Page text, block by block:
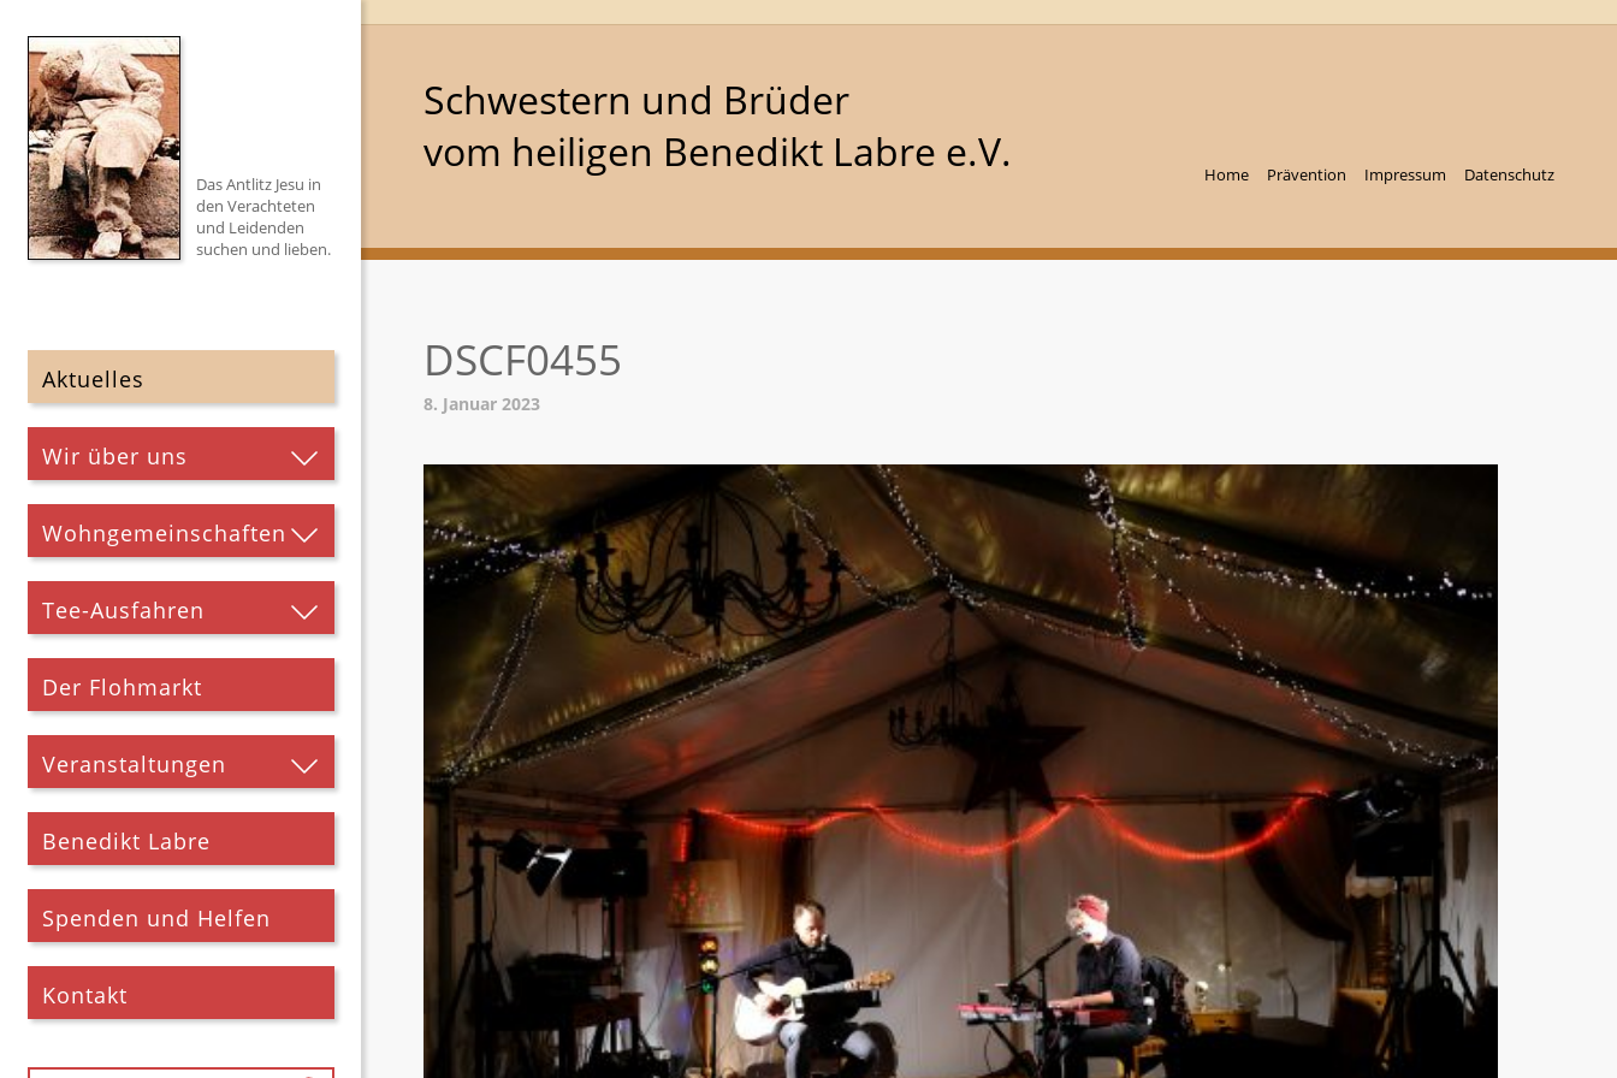
Das Antlitz Jesu in
den Verachteten
und Leidenden
suchen und lieben.
Aktuelles
Wir über uns
Wohngemeinschaften
Tee-Ausfahren
Der Flohmarkt
Veranstaltungen
Benedikt Labre
Spenden und Helfen
Kontakt
Schwestern und Brüder
vom heiligen Benedikt Labre e.V.
Home Prävention Impressum Datenschutz
DSCF0455
8. Januar 2023